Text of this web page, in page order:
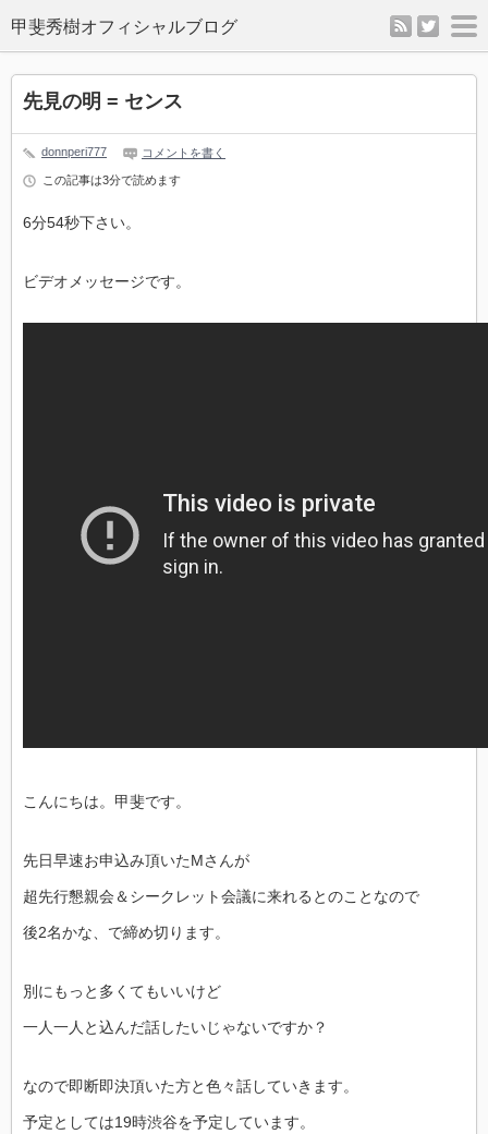
rss twitter
先見の明 = センス
donnperi777 コメントを書く
この記事は3分で読めます
6分54秒下さい。
ビデオメッセージです。
こんにちは。甲斐です。
先日早速お申込み頂いたMさんが
超先行懇親会＆シークレット会議に来れるとのことなので
後2名かな、で締め切ります。
別にもっと多くてもいいけど
一人一人と込んだ話したいじゃないですか？
なので即断即決頂いた方と色々話していきます。
予定としては19時渋谷を予定しています。